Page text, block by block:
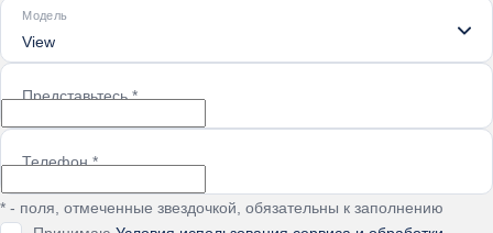
Модель
View
Представьтесь*
Телефон*
* - поля, отмеченные звездочкой, обязательны к заполнению